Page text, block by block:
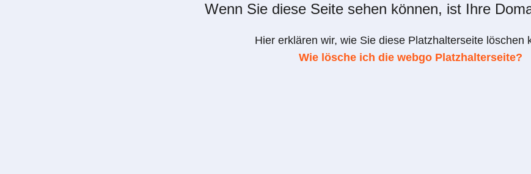
Wenn Sie diese Seite sehen können, ist Ihre
Hier erklären wir, wie Sie diese Platzhalterseite löschen
Wie lösche ich die webgo Platzhalterseite?